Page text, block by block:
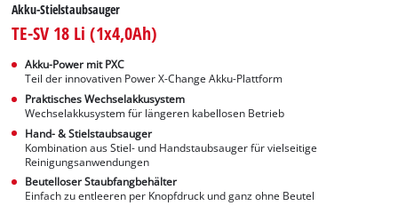
Akku-Stielstaubsauger
TE-SV 18 Li (1x4,0Ah)
Akku-Power mit PXC
Teil der innovativen Power X-Change Akku-Plattform
Praktisches Wechselakkusystem
Wechselakkusystem für längeren kabellosen Betrieb
Hand- & Stielstaubsauger
Kombination aus Stiel- und Handstaubsauger für vielseitige
Reinigungsanwendungen
Beutelloser Staubfangbehälter
Einfach zu entleeren per Knopfdruck und ganz ohne Beutel